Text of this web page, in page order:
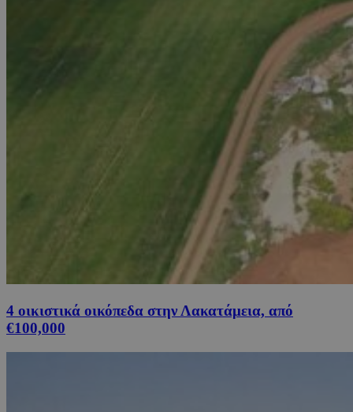
4 οικιστικά οικόπεδα στην Λακατάμεια, από
€100,000